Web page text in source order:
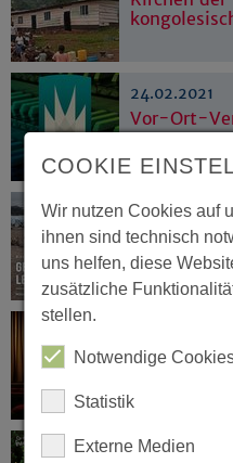
24.02.2021
Vor-Ort-
16.02.2021
„Politisches
und Lipa
Das
15.02.2021
COOKIE
Wir nutzen Cookies auf
ihnen sind technisch
uns helfen, diese
zusätzliche
stellen.
Notwendige
Statistik
Externe Medien